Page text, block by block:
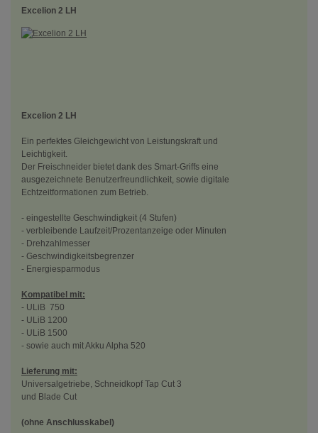
Excelion 2 LH
Excelion 2 LH
Ein perfektes Gleichgewicht von Leistungskraft und
Leichtigkeit.
Der Freischneider bietet dank des Smart-Griffs eine
ausgezeichnete Benutzerfreundlichkeit, sowie digitale
Echtzeitformationen zum Betrieb.
- eingestellte Geschwindigkeit (4 Stufen)
- verbleibende Laufzeit/Prozentanzeige oder Minuten
- Drehzahlmesser
- Geschwindigkeitsbegrenzer
- Energiesparmodus
Kompatibel mit:
- ULiB 750
- ULiB 1200
- ULiB 1500
- sowie auch mit Akku Alpha 520
Lieferung mit:
Universalgetriebe, Schneidkopf Tap Cut 3
und Blade Cut
(ohne Anschlusskabel)